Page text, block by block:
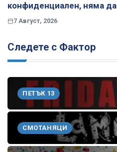
конфиденциален, няма
7 Август, 2026
Следете с Фактор
ПЕТЪК 13
СМОТАНЯЦИ